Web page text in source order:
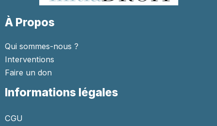
À Propos
Qui sommes-nous ?
Interventions
Faire un don
Informations légales
CGU